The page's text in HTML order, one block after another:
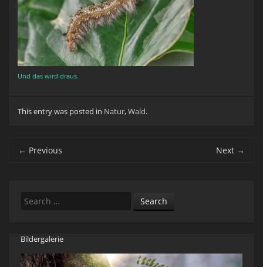
Und das wird draus.
This entry was posted in Natur,Wald.
Post navigation
← Previous Next →
Search
Bildergalerie